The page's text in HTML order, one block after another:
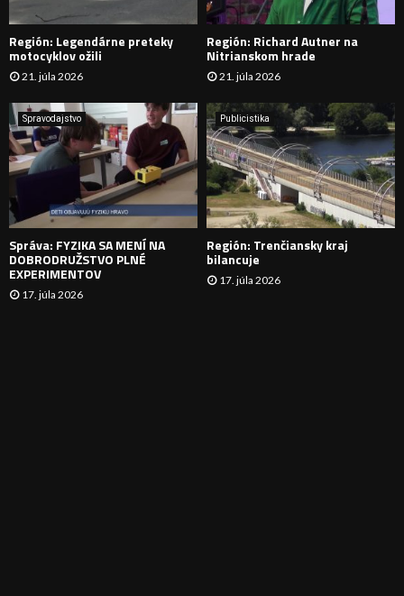
D
A
N
I
E
Región: Legendárne preteky
motocyklov ožili
21. júla 2026
Región: Richard Autner na
Nitrianskom hrade
21. júla 2026
Spravodajstvo
Správa: FYZIKA SA MENÍ NA
DOBRODRUŽSTVO PLNÉ
EXPERIMENTOV
17. júla 2026
Publicistika
Región: Trenčiansky kraj
bilancuje
17. júla 2026